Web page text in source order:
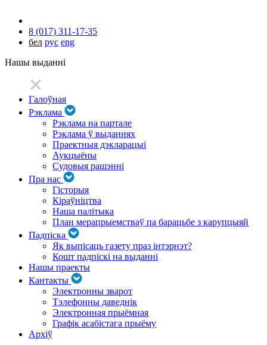
8 (017) 311-17-35
бел рус eng
Нашы выданні
Галоўная
Рэклама
Рэклама на партале
Рэклама ў выданнях
Праектныя дэкларацыі
Аукцыёны
Судовыя рашэнні
Пра нас
Гісторыя
Кіраўніцтва
Наша палітыка
План мерапрыемстваў па барацьбе з карупцыяй
Падпіска
Як выпісаць газету праз інтэрнэт?
Кошт падпіскі на выданні
Нашы праекты
Кантакты
Электронны зварот
Тэлефонны даведнік
Электронная прыёмная
Графік асабістага прыёму
Архіў